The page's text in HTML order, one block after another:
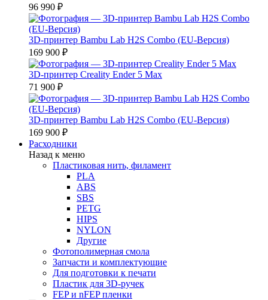
96 990 ₽
3D-принтер Bambu Lab H2S Combo (EU-Версия)
169 900 ₽
3D-принтер Creality Ender 5 Max
71 900 ₽
3D-принтер Bambu Lab H2S Combo (EU-Версия)
169 900 ₽
Расходники
Назад к меню
Пластиковая нить, филамент
PLA
ABS
SBS
PETG
HIPS
NYLON
Другие
Фотополимерная смола
Запчасти и комплектующие
Для подготовки к печати
Пластик для 3D-ручек
FEP и nFEP пленки